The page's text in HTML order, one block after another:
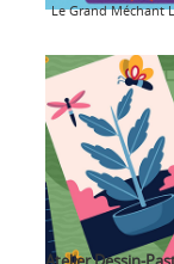
Le Grand Méchant